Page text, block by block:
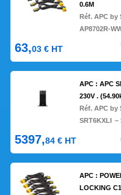
0.6M
Réf. APC by
AP8702R-
63,03 € HT
APC : APC
230V .
Réf. APC by
SRT6KXLI –
5397,84 € HT
APC :
LOCKING